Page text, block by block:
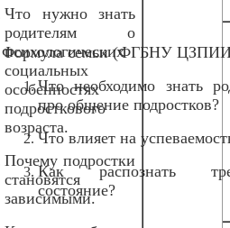
Формула семьи (ФГБНУ
Что необходимо знать
про общение подростков?
Что влияет на
Как распознать
состояние?
Что нужно знать
родителям о
психологических
социальных
особенностях
подросткового
возраста.
Почему подростки
становятся
зависимыми.